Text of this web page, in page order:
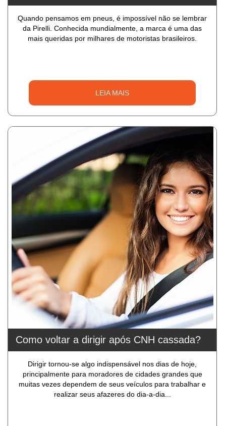
Quando pensamos em pneus, é impossível não se lembrar
da Pirelli. Conhecida mundialmente, a marca é uma das
mais queridas por milhares de motoristas brasileiros.
LEIA MAIS
Como voltar a dirigir após CNH cassada?
Dirigir tornou-se algo indispensável nos dias de hoje,
principalmente para moradores de cidades grandes que
muitas vezes dependem de seus veículos para trabalhar e
realizar seus afazeres do dia-a-dia...